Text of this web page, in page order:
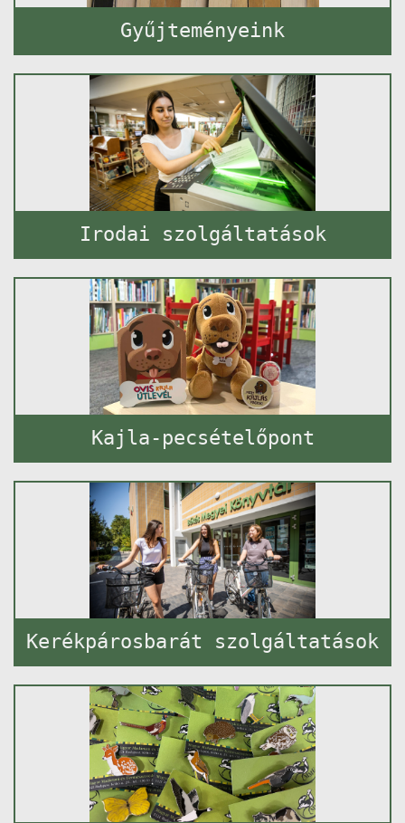
Gyűjteményeink
Irodai szolgáltatások
Kajla-pecsételőpont
Kerékpárosbarát szolgáltatások